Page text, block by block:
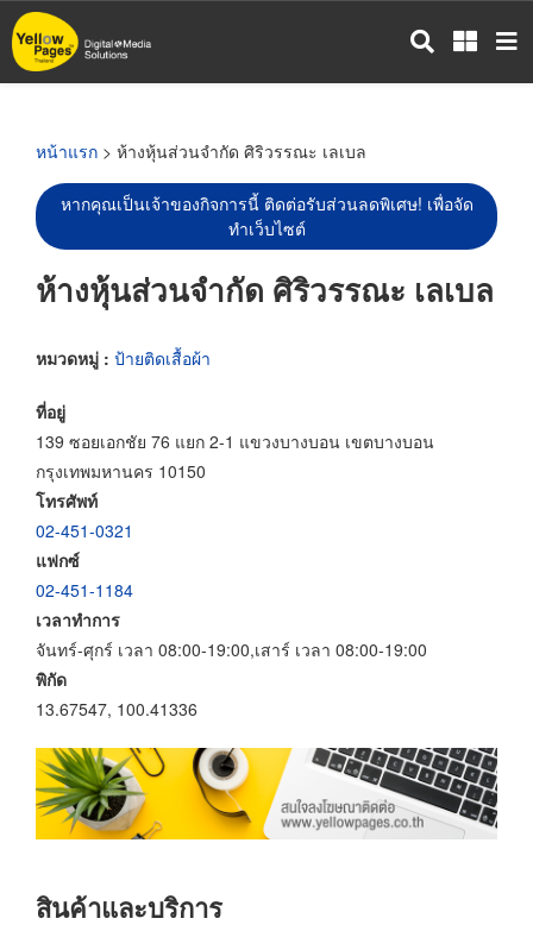
ข้าม
ไป
หน้าแรก > ห้างหุ้นส่วนจำกัด ศิริวรรณะ เลเบล
หากคุณเป็นเจ้าของกิจการนี้ ติดต่อรับส่วนลดพิเศษ! เพื่อจัด
ทำเว็บไซต์
ห้างหุ้นส่วนจำกัด ศิริวรรณะ เลเบล
หมวดหมู่ : ป้ายติดเสื้อผ้า
ที่อยู่
139 ซอยเอกชัย 76 แยก 2-1 แขวงบางบอน เขตบางบอน
กรุงเทพมหานคร 10150
โทรศัพท์
02-451-0321
แฟกซ์
02-451-1184
เวลาทำการ
จันทร์-ศุกร์ เวลา 08:00-19:00,เสาร์ เวลา 08:00-19:00
พิกัด
13.67547, 100.41336
สินค้าและบริการ